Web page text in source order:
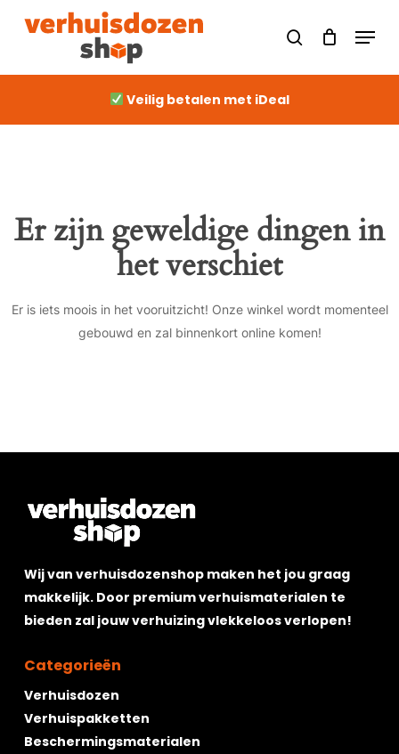
content
search
Cart Close
Geen producten in de winkelwagen.
Veilig betalen met iDeal
Er zijn geweldige dingen in
het verschiet
Er is iets moois in het vooruitzicht! Onze winkel wordt momenteel
gebouwd en zal binnenkort online komen!
Wij van verhuisdozenshop maken het jou graag
makkelijk. Door premium verhuismaterialen te
bieden zal jouw verhuizing vlekkeloos verlopen!
Categorieën
Verhuisdozen
Verhuispakketten
Beschermingsmaterialen